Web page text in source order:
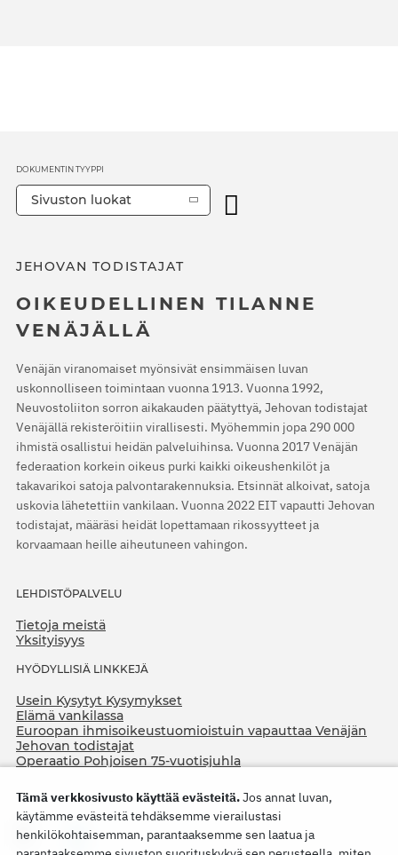
JEHOVAN TODISTAJAT
OIKEUDELLINEN TILANNE
VENÄJÄLLÄ
Venäjän viranomaiset myönsivät ensimmäisen luvan
uskonnolliseen toimintaan vuonna 1913. Vuonna 1992,
Neuvostoliiton sorron aikakauden päätyttyä, Jehovan todistajat
Venäjällä rekisteröitiin virallisesti. Myöhemmin jopa 290 000
ihmistä osallistui heidän palveluihinsa. Vuonna 2017 Venäjän
federaation korkein oikeus purki kaikki oikeushenkilöt ja
takavarikoi satoja palvontarakennuksia. Etsinnät alkoivat, satoja
uskovia lähetettiin vankilaan. Vuonna 2022 EIT vapautti Jehovan
todistajat, määräsi heidät lopettamaan rikossyytteet ja
korvaamaan heille aiheutuneen vahingon.
LEHDISTÖPALVELU
Tietoja meistä
Yksityisyys
HYÖDYLLISIÄ LINKKEJÄ
Usein Kysytyt Kysymykset
Elämä vankilassa
Euroopan ihmisoikeustuomioistuin vapauttaa Venäjän
Jehovan todistajat
Operaatio Pohjoisen 75-vuotisjuhla
DOKUMENTIN TYYPPI
Sivuston luokat
Tämä verkkosivusto käyttää evästeitä.Jos annat luvan,
käytämme evästeitä tehdäksemme vierailustasi
henkilökohtaisemman, parantaaksemme sen laatua ja